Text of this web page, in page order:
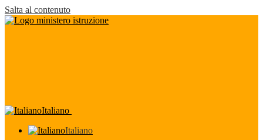
Salta al contenuto
Italiano
Italiano